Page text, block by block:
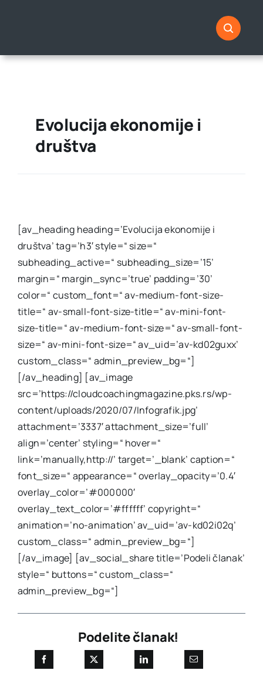
Evolucija ekonomije i
društva
[av_heading heading=’Evolucija ekonomije i
društva’ tag=’h3′ style=“ size=“
subheading_active=“ subheading_size=’15’
margin=“ margin_sync=’true’ padding=’30’
color=“ custom_font=“ av-medium-font-size-
title=“ av-small-font-size-title=“ av-mini-font-
size-title=“ av-medium-font-size=“ av-small-font-
size=“ av-mini-font-size=“ av_uid=’av-kd02guxx’
custom_class=“ admin_preview_bg=“]
[/av_heading] [av_image
src=’https://cloudcoachingmagazine.pks.rs/wp-
content/uploads/2020/07/Infografik.jpg’
attachment=’3337′ attachment_size=’full’
align=’center’ styling=“ hover=“
link=’manually,http://’ target=’_blank’ caption=“
font_size=“ appearance=“ overlay_opacity=’0.4′
overlay_color=’#000000′
overlay_text_color=’#ffffff’ copyright=“
animation=’no-animation’ av_uid=’av-kd02i02q’
custom_class=“ admin_preview_bg=“]
[/av_image] [av_social_share title=’Podeli članak’
style=“ buttons=“ custom_class=“
admin_preview_bg=“]
Podelite članak!